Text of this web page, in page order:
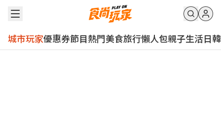
城市玩家優惠券節目熱門美食旅行懶人包親子生活日韓